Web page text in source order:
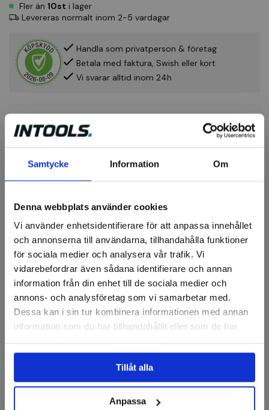
Samtycke Information Om
Denna webbplats använder cookies
Vi använder enhetsidentifierare för att anpassa innehållet
och annonserna till användarna, tillhandahålla funktioner
för sociala medier och analysera vår trafik. Vi
vidarebefordrar även sådana identifierare och annan
information från din enhet till de sociala medier och
annons- och analysföretag som vi samarbetar med.
Dessa kan i sin tur kombinera informationen med annan
information som du har tillhandahållit eller som de har
Tillåt alla
Anpassa
Fler än 10st i lager
Levereras normalt inom 2-5 vardagar
Handla som privatperson & företag
Betala med faktura, Swish eller kort
Vi svarar alltid inom 24h
Recensioner
Lamellrondeller
Polifan, SGP Zirkon Strong,
PFERD
SG A Cool, 115mm A40